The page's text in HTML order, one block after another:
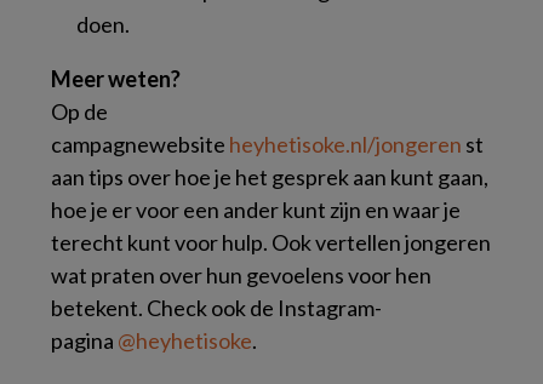
doen.
Meer weten?
Op de
campagnewebsite heyhetisoke.nl/jongeren st
aan tips over hoe je het gesprek aan kunt gaan,
hoe je er voor een ander kunt zijn en waar je
terecht kunt voor hulp. Ook vertellen jongeren
wat praten over hun gevoelens voor hen
betekent. Check ook de Instagram-
pagina @heyhetisoke.